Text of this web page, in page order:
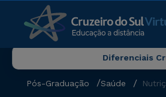
Diferenciais
Pós-Graduação Saúde